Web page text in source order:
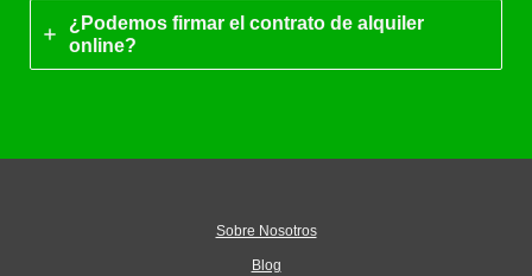
¿Podemos firmar el contrato de alquiler
online?
Sobre Nosotros
Blog